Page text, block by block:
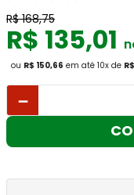
R$ 168,75
R$ 135,01
ou R$ 150,66 em até 10x de
－